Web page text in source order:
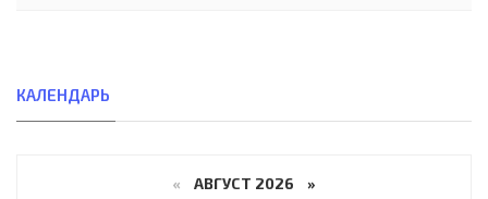
КАЛЕНДАРЬ
« АВГУСТ 2026 »